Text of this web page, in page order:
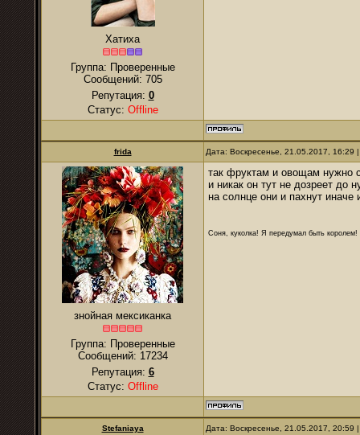
Хатиха
Группа: Проверенные
Сообщений: 705
Репутация: 0
Статус: Offline
frida Дата: Воскресенье, 21.05.2017,
знойная мексиканка
Группа: Проверенные
Сообщений: 17234
Репутация: 6
Статус: Offline
так фруктам и овощам нужно
и никак он тут не дозреет до
на солнце они и пахнут иначе
Соня, куколка! Я передумал быть
Stefaniaya Дата: Воскресенье, 21.05.2017,